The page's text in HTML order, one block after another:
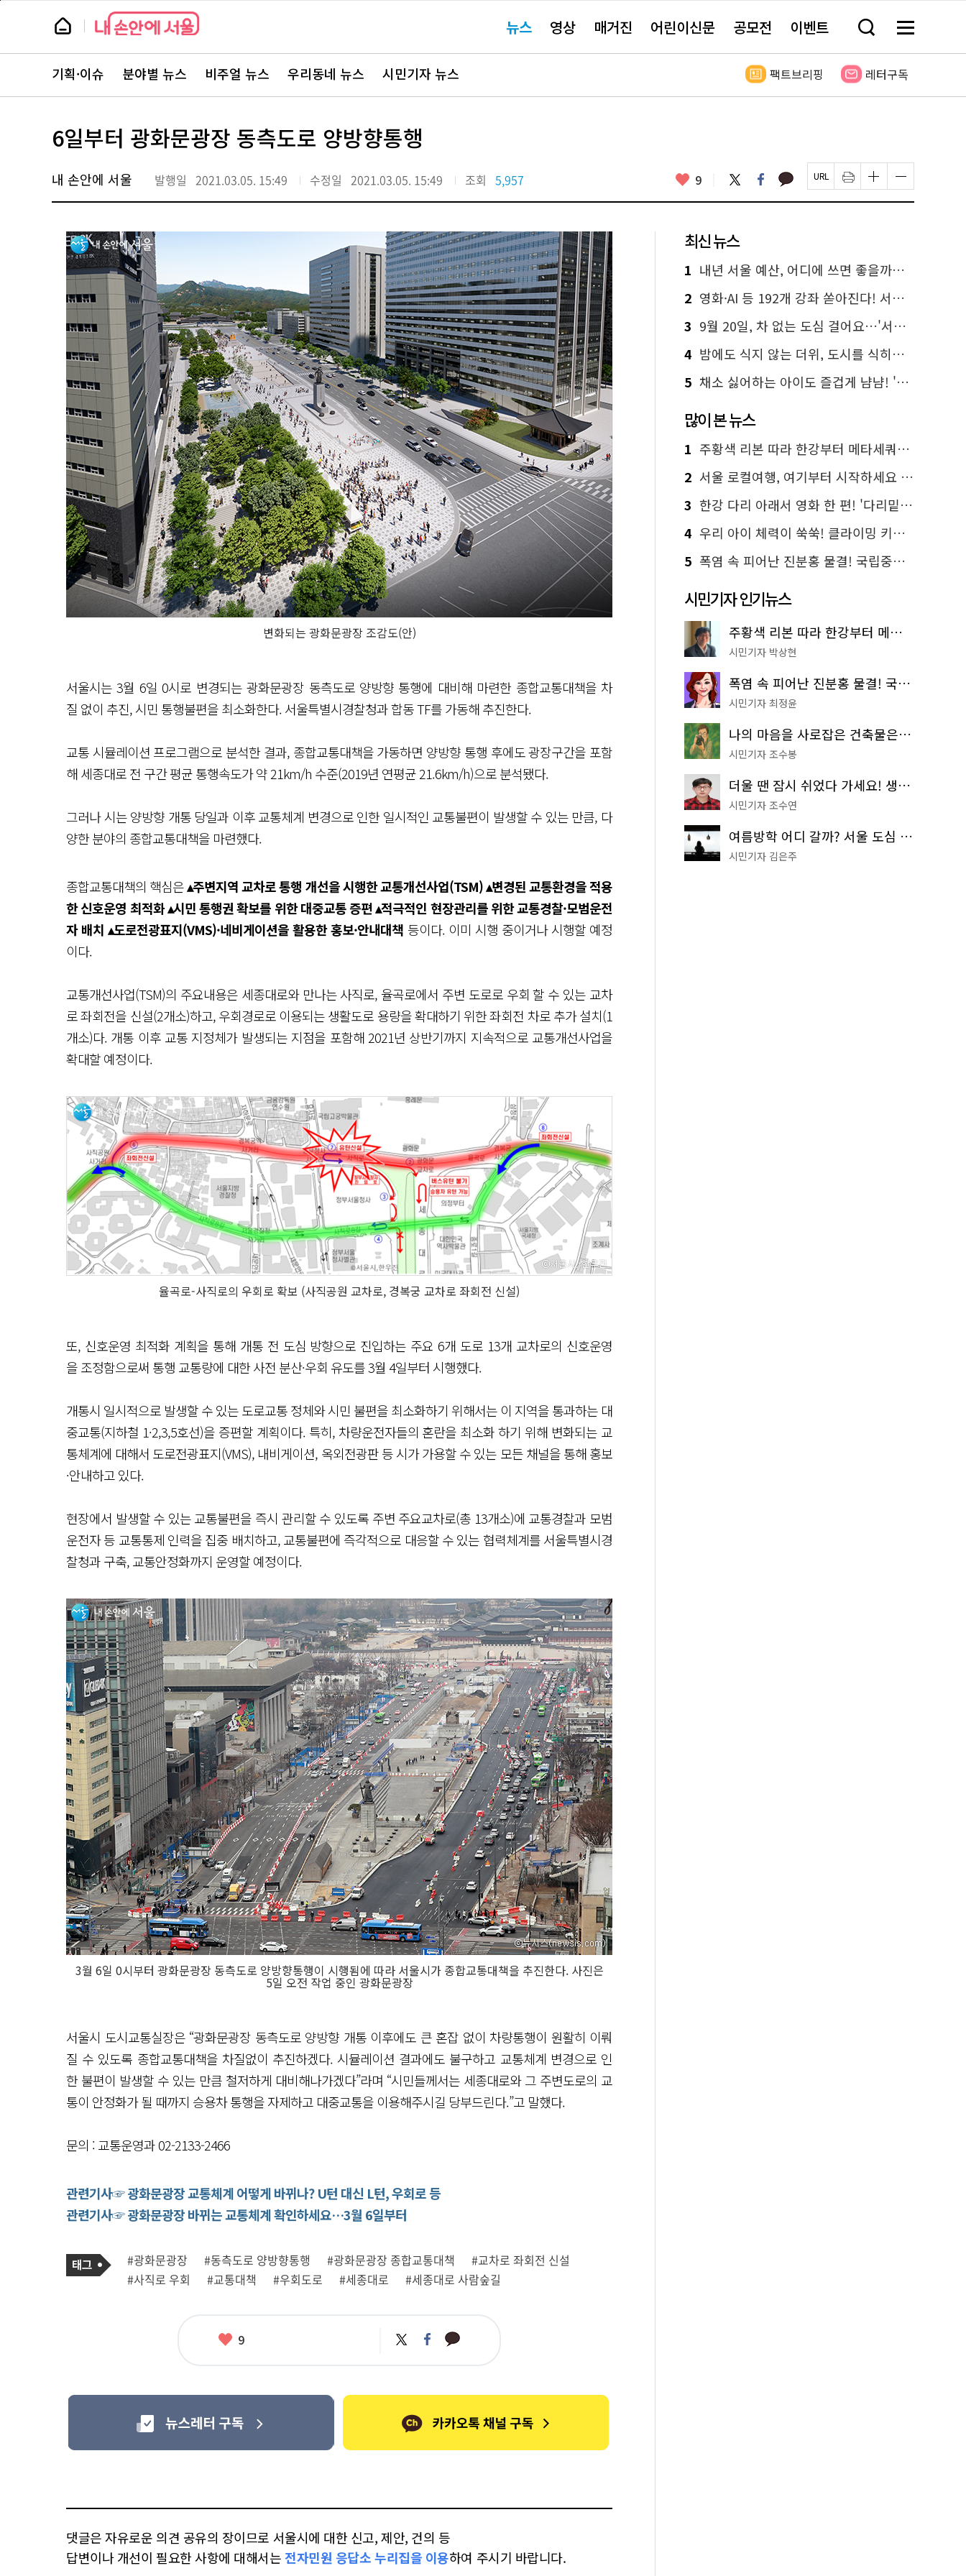
본
뉴
스 요뉴스 영상 매거진 어린이신문 공모전 이벤트 검
창
기
메
전
보
뉴
스
주
서
바
로
기획·이슈 분야별 뉴스 비주얼 뉴스 우리동네 뉴스 시민기자 뉴스 팩트브리핑 레터구독
6일부터 광화문광장 동측도로 양방향통행
내 손안에 서울 발행일 2021.03.05. 15:49 수정일 2021.03.05. 15:49 조회 5,957 좋
요
9 트
위
터
페
이
스
카
카 페
이
지
인
쇄
하
글
자
크
하
기
글
자
크
하
변화되는 광화문광장 조감도(안)
서울시는 3월 6일 0시로 변경되는 광화문광장 동측도로 양방향 통행에 대비해 마련한 종합교통대책을 차
질 없이 추진, 시민 통행불편을 최소화한다. 서울특별시경찰청과 합동 TF를 가동해 추진한다.
교통 시뮬레이션 프로그램으로 분석한 결과, 종합교통대책을 가동하면 양방향 통행 후에도 광장구간을 포함
해 세종대로 전 구간 평균 통행속도가 약 21km/h 수준(2019년 연평균 21.6km/h)으로 분석됐다.
그러나 시는 양방향 개통 당일과 이후 교통체계 변경으로 인한 일시적인 교통불편이 발생할 수 있는 만큼, 다
양한 분야의 종합교통대책을 마련했다.
종합교통대책의 핵심은▴주변지역 교차로 통행 개선을 시행한 교통개선사업(TSM) ▴변경된 교통환경을 적용
한 신호운영 최적화 ▴시민 통행권 확보를 위한 대중교통 증편 ▴적극적인 현장관리를 위한 교통경찰·모범운전
자 배치 ▴도로전광표지(VMS)·네비게이션을 활용한 홍보·안내대책 등이다. 이미 시행 중이거나 시행할 예정
이다.
교통개선사업(TSM)의 주요내용은 세종대로와 만나는 사직로, 율곡로에서 주변 도로로 우회 할 수 있는 교차
로 좌회전을 신설(2개소)하고, 우회경로로 이용되는 생활도로 용량을 확대하기 위한 좌회전 차로 추가 설치(1
개소)다. 개통 이후 교통 지정체가 발생되는 지점을 포함해 2021년 상반기까지 지속적으로 교통개선사업을
확대할 예정이다.
율곡로-사직로의 우회로 확보 (사직공원 교차로, 경복궁 교차로 좌회전 신설)
또, 신호운영 최적화 계획을 통해 개통 전 도심 방향으로 진입하는 주요 6개 도로 13개 교차로의 신호운영
을 조정함으로써 통행 교통량에 대한 사전 분산·우회 유도를 3월 4일부터 시행했다.
개통시 일시적으로 발생할 수 있는 도로교통 정체와 시민 불편을 최소화하기 위해서는 이 지역을 통과하는 대
중교통(지하철 1·2,3,5호선)을 증편할 계획이다. 특히, 차량운전자들의 혼란을 최소화 하기 위해 변화되는 교
통체계에 대해서 도로전광표지(VMS), 내비게이션, 옥외전광판 등 시가 가용할 수 있는 모든 채널을 통해 홍보
·안내하고 있다.
현장에서 발생할 수 있는 교통불편을 즉시 관리할 수 있도록 주변 주요교차로(총 13개소)에 교통경찰과 모범
운전자 등 교통통제 인력을 집중 배치하고, 교통불편에 즉각적으로 대응할 수 있는 협력체계를 서울특별시경
찰청과 구축, 교통안정화까지 운영할 예정이다.
3월 6일 0시부터 광화문광장 동측도로 양방향통행이 시행됨에 따라 서울시가 종합교통대책을 추진한다. 사진은
5일 오전 작업 중인 광화문광장
서울시 도시교통실장은 “광화문광장 동측도로 양방향 개통 이후에도 큰 혼잡 없이 차량통행이 원활히 이뤄
질 수 있도록 종합교통대책을 차질없이 추진하겠다. 시뮬레이션 결과에도 불구하고 교통체계 변경으로 인
한 불편이 발생할 수 있는 만큼 철저하게 대비해나가겠다”라며 “시민들께서는 세종대로와 그 주변도로의 교
통이 안정화가 될 때까지 승용차 통행을 자제하고 대중교통을 이용해주시길 당부드린다.”고 말했다.
문의 : 교통운영과 02-2133-2466
관련기사☞ 광화문광장 교통체계 어떻게 바뀌나? U턴 대신 L턴, 우회로 등
관련기사☞ 광화문광장 바뀌는 교통체계 확인하세요…3월 6일부터
사
관
련
태
그
#광화문광장 #동측도로 양방향통행 #광화문광장 종합교통대책
#교차로 좌회전 신설
#사직로 우회
#교통대책 #우회도로 #세종대로 #세종대로 사람숲길
좋
9 트
위
페
이
카
카
댓글은 자유로운 의견 공유의 장이므로 서울시에 대한 신고, 제안, 건의 등
답변이나 개선이 필요한 사항에 대해서는 전자민원 응답소 누리집을 이용하여 주시기 바랍니다.
최신 뉴스
1 내년 서울 예산, 어디에 쓰면 좋을까요? 온라인 투표
2 영화·AI 등 192개 강좌 쏟아진다! 서울시민대학 선착순 신청
3 9월 20일, 차 없는 도심 걸어요…'서울 걷자 페스티벌' 선착순 5천명
4 밤에도 식지 않는 더위, 도시를 식히는 시원한 해법은?
5 채소 싫어하는 아이도 즐겁게 냠냠! '찾아가는 서울시 식생활 교육' 현장
많이 본 뉴스
1 주황색 리본 따라 한강부터 메타세쿼이아 숲길까지…서울둘레길 15코스
2 서울 로컬여행, 여기부터 시작하세요 '서울에디션25'
3 한강 다리 아래서 영화 한 편! '다리밑 영화관' 무료 상영
4 우리 아이 체력이 쑥쑥! 클라이밍 키즈카페·어린이 체력장
5 폭염 속 피어난 진분홍 물결! 국립중앙박물관 배롱나무 명소
시민기자 인기뉴스
주황색 리본 따라 한강부터 메타세쿼이아 숲길까지…서울둘레길 15코스
시민기자 박상현
폭염 속 피어난 진분홍 물결! 국립중앙박물관 배롱나무 명소
시민기자 최정윤
나의 마음을 사로잡은 건축물은? '서울시 건축상' 수상작 공개!
시민기자 조수봉
더울 땐 잠시 쉬었다 가세요! 생수 냉장고부터 해피소·무더위쉼터까지
시민기자 조수연
여름방학 어디 갈까? 서울 도심 무료 실내 여행 코스 추천
시민기자 김은주
페